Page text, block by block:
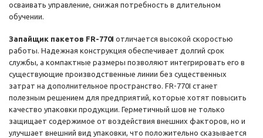
осваивать управление, снижая потребность в длительном
обучении.
Запайщик пакетов FR-770I отличается высокой скоростью
работы. Надежная конструкция обеспечивает долгий срок
службы, а компактные размеры позволяют интегрировать его в
существующие производственные линии без существенных
затрат на дополнительное пространство. FR-770I станет
полезным решением для предприятий, которые хотят повысить
качество упаковки продукции. Герметичный шов не только
защищает содержимое от воздействия внешних факторов, но и
улучшает внешний вид упаковки, что положительно сказывается